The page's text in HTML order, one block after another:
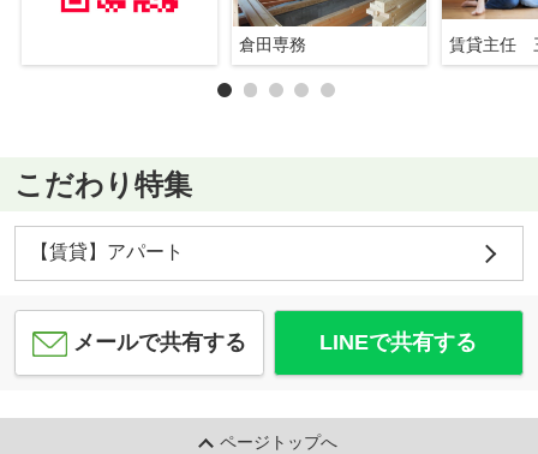
倉田専務 賃貸主任
こだわり特集
【賃貸】アパート
メールで共有する LINEで共有する
ページトップへ